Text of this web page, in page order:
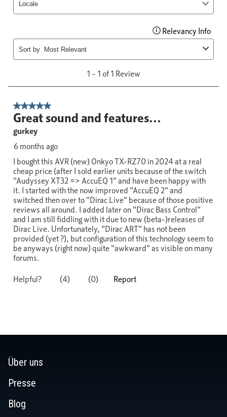
Über uns
Presse
Blog